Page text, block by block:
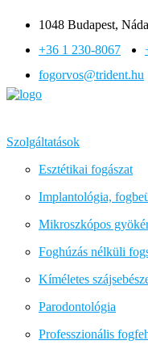
1048 Budapest,
+36 1 230-8067
fogorvos@trident.hu
Szolgáltatások
Esztétikai fogászat
Implantológia,
Mikroszkópos
Foghúzás nélküli
Kíméletes
Parodontológia
Professzionális